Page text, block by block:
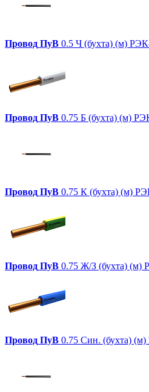
Провод ПуВ 0.5 Ч (бухта) (м)
Провод ПуВ 0.75 Б (бухта) (м)
Провод ПуВ 0.75 К (бухта) (м)
Провод ПуВ 0.75 Ж/З (бухта) (м)
Провод ПуВ 0.75 Син. (бухта)